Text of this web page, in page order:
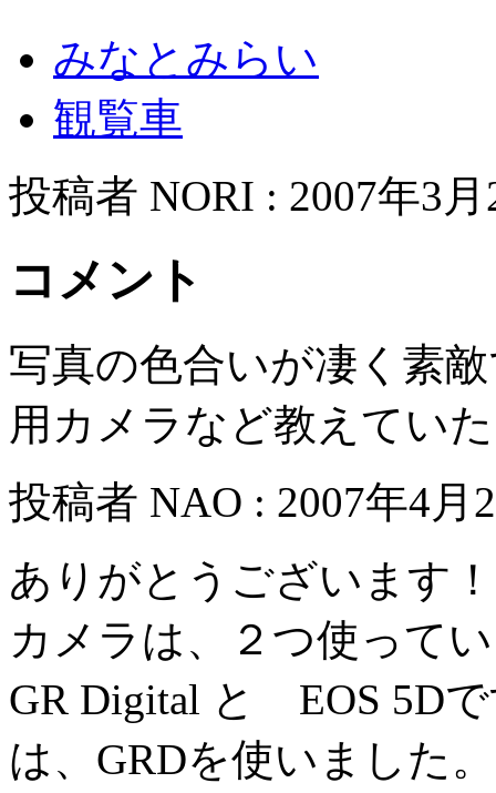
みなとみらい
観覧車
投稿者 NORI : 2007年3月
コメント
写真の色合いが凄く素
用カメラなど教えてい
投稿者 NAO : 2007年4月
ありがとうございます！
カメラは、２つ使って
GR Digital と EOS 5D
は、GRDを使いました